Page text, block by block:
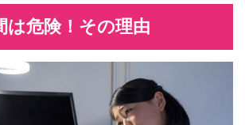
は危険！その理由